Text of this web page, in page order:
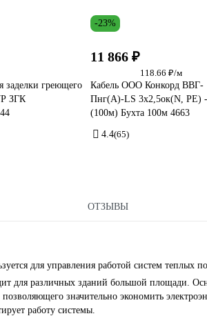
заделки греющего
ЗГК
-23%
11 866 ₽
118.66 ₽/м
Кабель ООО Конкорд ВВГ-
Пнг(А)-LS 3x2,5ок(N, PE)
(100м) Бухта 100м 4663
4.4(65)
ОТЗЫВЫ
для управления работой систем
для различных зданий большой площади.
значительно экономить
работу системы.